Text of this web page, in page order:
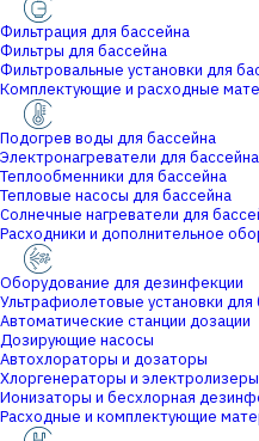
Фильтрация для бассейна
Фильтры для бассейна
Фильтровальные установки для
Комплектующие и расходные
Подогрев воды для бассейна
Электронагреватели для бассейна
Теплообменники для бассейна
Тепловые насосы для бассейна
Солнечные нагреватели для
Расходники и дополнительное
Оборудование для дезинфекции
Ультрафиолетовые установки для
Автоматические станции дозации
Дозирующие насосы
Автохлораторы и дозаторы
Хлоргенераторы и электролизеры
Ионизаторы и бесхлорная
Расходные и комплектующие